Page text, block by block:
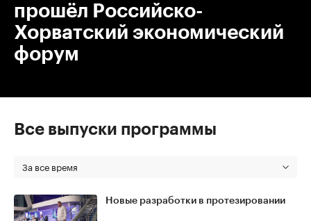
прошёл Российско-
Хорватский экономический
форум
Все выпуски программы
За все время
Новые разработки в протезировании